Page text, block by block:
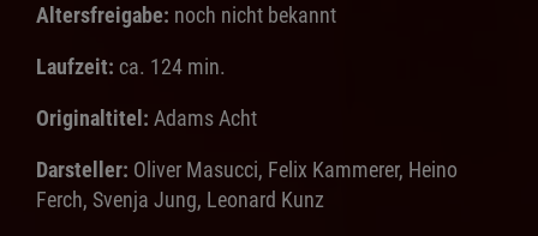
Altersfreigabe: noch nicht bekannt
Laufzeit: ca. 124 min.
Originaltitel: Adams Acht
Darsteller: Oliver Masucci, Felix Kammerer, Heino
Ferch, Svenja Jung, Leonard Kunz